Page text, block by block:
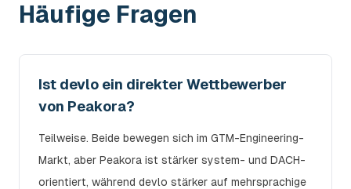
Häufige Fragen
Ist devlo ein direkter Wettbewerber
von Peakora?
Teilweise. Beide bewegen sich im GTM-Engineering-
Markt, aber Peakora ist stärker system- und DACH-
orientiert, während devlo stärker auf mehrsprachige